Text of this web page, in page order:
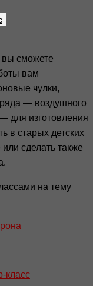
сможете
вам
чулки,
— воздушного
для изготовления
в старых детских
сделать также
на тему
класс